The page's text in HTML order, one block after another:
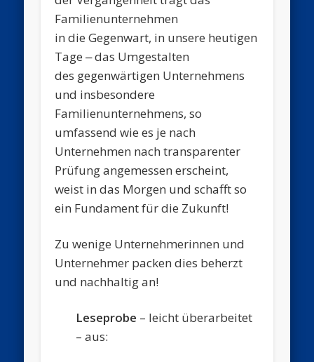
Familienunternehmen
in die Gegenwart, in unsere heutigen
Tage ‒ das Umgestalten
des gegenwärtigen Unternehmens
und insbesondere
Familienunternehmens, so
umfassend wie es je nach
Unternehmen nach transparenter
Prüfung angemessen erscheint,
weist in das Morgen und schafft so
ein Fundament für die Zukunft!
Zu wenige Unternehmerinnen und
Unternehmer packen dies beherzt
und nachhaltig an!
Leseprobe – leicht überarbeitet
– aus: